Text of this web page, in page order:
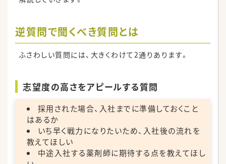
逆質問で聞くべき質問とは
ふさわしい質問には、大きくわけて2通りあります。
志望度の高さをアピールする質問
採用された場合、入社までに準備しておくこと
はあるか
いち早く戦力になりたいため、入社後の流れを
教えてほしい
中途入社する薬剤師に期待する点を教えてほし